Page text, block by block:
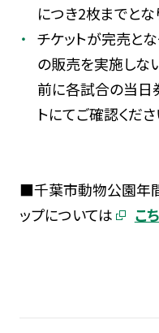
につき2枚までとな
チケットが完売と
の販売を実施しな
前に各試合の当日
トにてご確認くださ
■千葉市動物公園年
ップについては
こ